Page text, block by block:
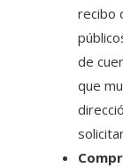
recibo
de
que